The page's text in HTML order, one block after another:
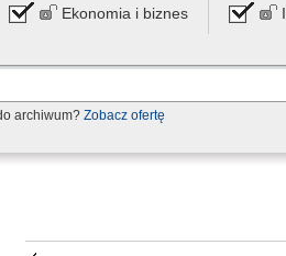
Ekonomia i biznes
archiwum? Zobacz ofertę